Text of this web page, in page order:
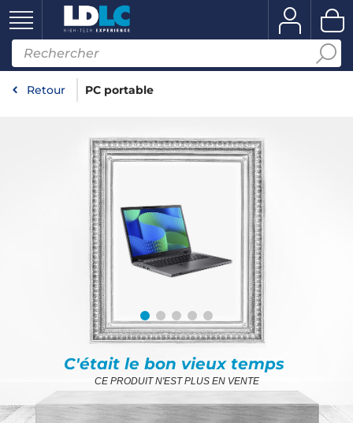
Retour PC portable
C'était le bon vieux temps
CE PRODUIT N'EST PLUS EN VENTE